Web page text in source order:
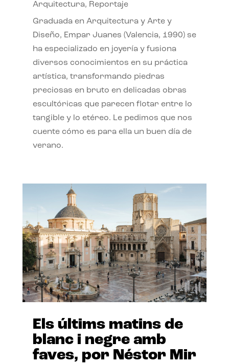
Arquitectura, Reportaje
Graduada en Arquitectura y Arte y
Diseño, Empar Juanes (Valencia, 1990) se
ha especializado en joyería y fusiona
diversos conocimientos en su práctica
artística, transformando piedras
preciosas en bruto en delicadas obras
escultóricas que parecen flotar entre lo
tangible y lo etéreo. Le pedimos que nos
cuente cómo es para ella un buen día de
verano.
Els últims matins de
blanc i negre amb
faves, por Néstor Mir